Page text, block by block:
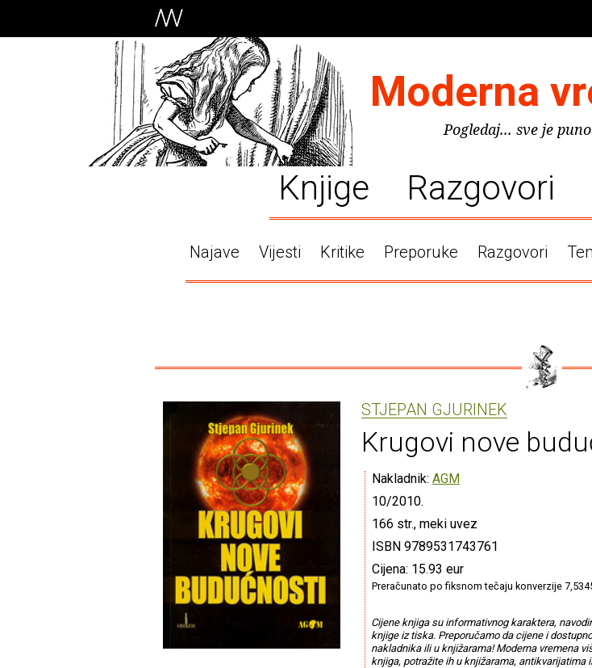
Moderna
Pogledaj... sve je
Knjige Razgovori
Najave Vijesti Kritike Preporuke Razgovori
STJEPAN GJURINEK
Krugovi nove
Nakladnik: AGM
10/2010.
166 str., meki uvez
ISBN 9789531743761
Cijena: 15.93 eur
Preračunato po fiksnom tečaju konverzije
Cijene knjiga su informativnog karaktera,
knjige iz tiska. Preporučamo da cijene i
nakladnika ili u knjižarama! Moderna vremena
knjiga, potražite ih u knjižarama, antikvarijatima